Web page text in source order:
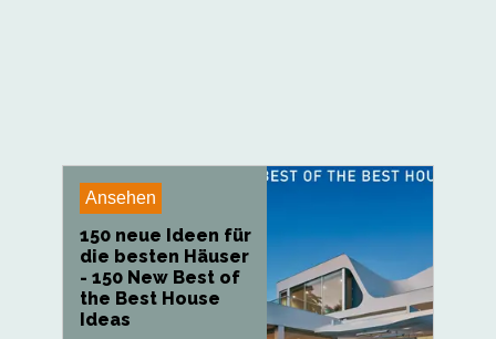
Ansehen
150 neue Ideen für
die besten Häuser
- 150 New Best of
the Best House
Ideas